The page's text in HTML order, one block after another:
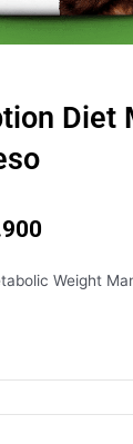
Diet
precios:
Weight